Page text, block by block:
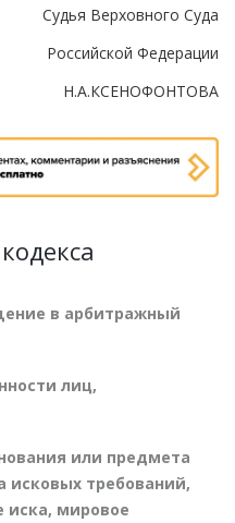
Судья Верховного Суда
Российской Федерации
Н.А.КСЕНОФОНТОВА
в арбитражный
лиц,
или предмета
исковых требований,
иска, мировое